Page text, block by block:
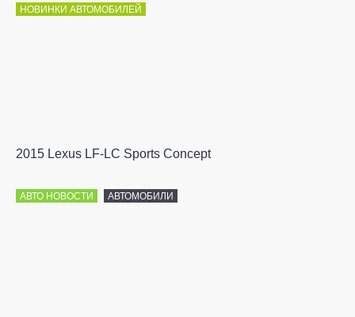
НОВИНКИ АВТОМОБИЛЕЙ
2015 Lexus LF-LC Sports Concept
АВТО НОВОСТИ АВТОМОБИЛИ